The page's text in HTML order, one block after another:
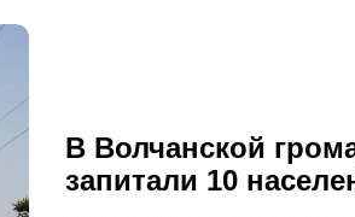
В Волчанской
запитали 10